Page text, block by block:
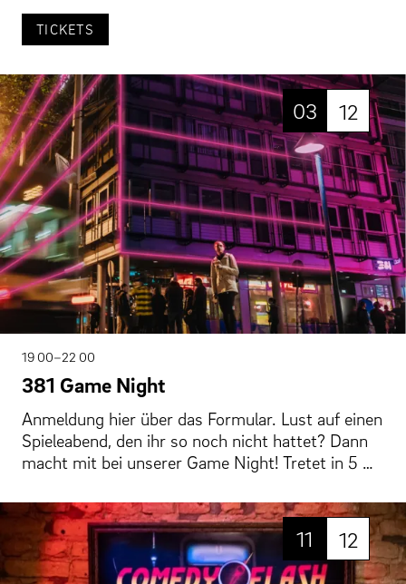
TICKETS
03 12
19 00–22 00
381 Game Night
Anmeldung hier über das Formular. Lust auf einen
Spieleabend, den ihr so noch nicht hattet? Dann
macht mit bei unserer Game Night! Tretet in 5 …
11 12